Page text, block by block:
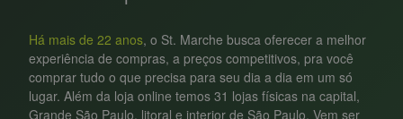
Há mais de 22 anos, o St. Marche busca oferecer a melhor
experiência de compras, a preços competitivos, pra você
comprar tudo o que precisa para seu dia a dia em um só
lugar. Além da loja online temos 31 lojas físicas na capital,
Grande São Paulo, litoral e interior de São Paulo. Vem ser